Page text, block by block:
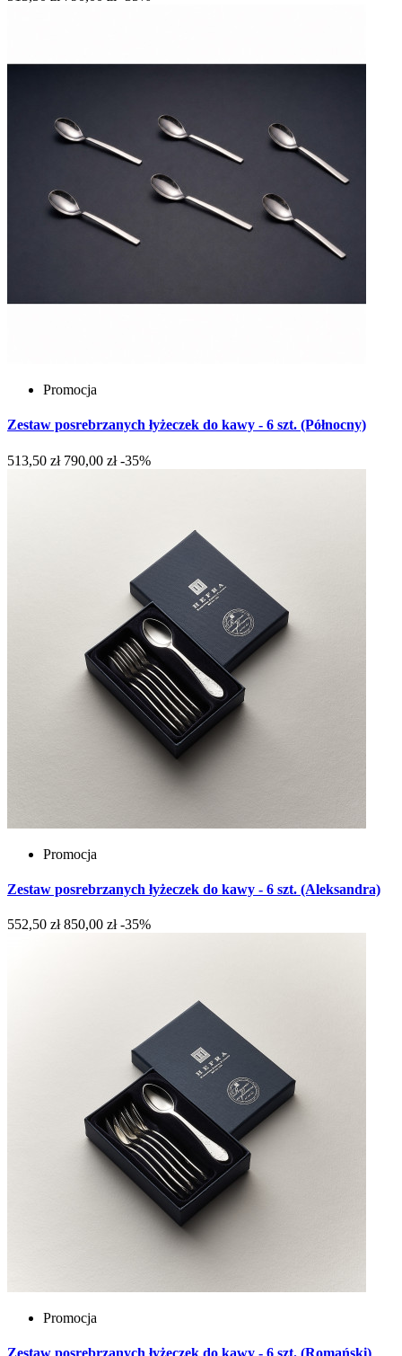
Promocja
Zestaw posrebrzanych łyżeczek do kawy - 6 szt. (Północny)
513,50 zł 790,00 zł -35%
Promocja
Zestaw posrebrzanych łyżeczek do kawy - 6 szt. (Aleksandra)
552,50 zł 850,00 zł -35%
Promocja